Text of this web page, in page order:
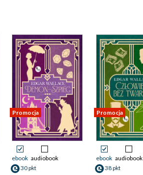
Promocja
ebook audiobook
30 pkt
Promocja
ebook audiobook
38 pkt